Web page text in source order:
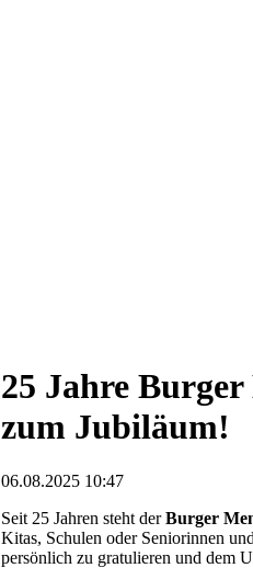
25 Jahre
zum Jubiläum!
06.08.2025 10:47
Seit 25 Jahren steht derBurger
Kitas, Schulen oder Seniorinnen
persönlich zu gratulieren und dem